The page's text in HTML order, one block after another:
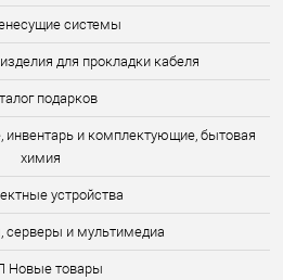
системы
для прокладки кабеля
подарков
инвентарь и комплектующие, бытовая
химия
устройства
и мультимедиа
Новые товары